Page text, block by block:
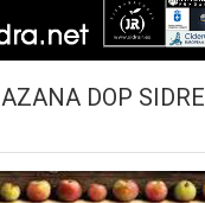
DOP SIDRE